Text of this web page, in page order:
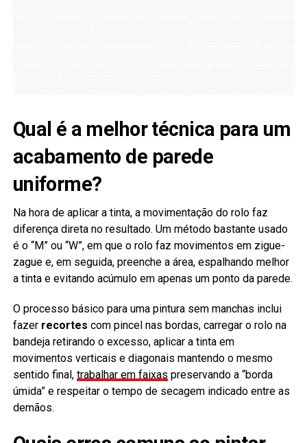
Qual é a melhor técnica para um
acabamento de parede
uniforme?
Na hora de aplicar a tinta, a movimentação do rolo faz
diferença direta no resultado. Um método bastante usado
é o “M” ou “W”, em que o rolo faz movimentos em zigue-
zague e, em seguida, preenche a área, espalhando melhor
a tinta e evitando acúmulo em apenas um ponto da parede.
O processo básico para uma pintura sem manchas inclui
fazer recortes com pincel nas bordas, carregar o rolo na
bandeja retirando o excesso, aplicar a tinta em
movimentos verticais e diagonais mantendo o mesmo
sentido final, trabalhar em faixas preservando a “borda
úmida” e respeitar o tempo de secagem indicado entre as
demãos.